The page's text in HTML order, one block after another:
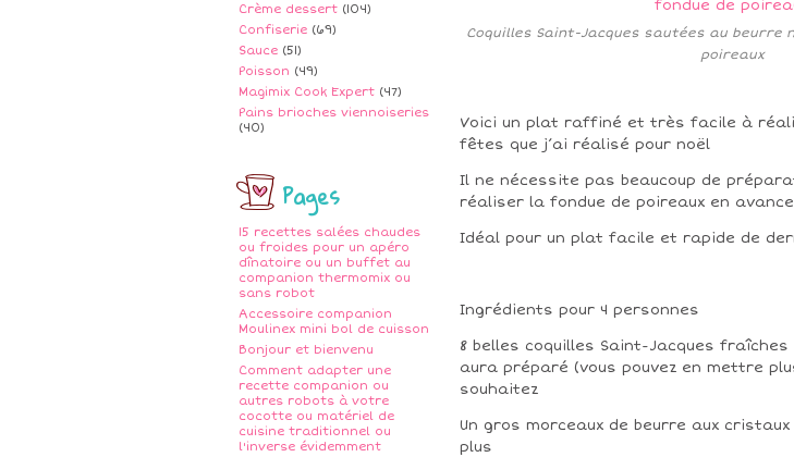
Crème dessert (104)
Confiserie (69)
Sauce (51)
Poisson (49)
Magimix Cook Expert (47)
Pains brioches viennoiseries
(40)
Pages
15 recettes salées chaudes
ou froides pour un apéro
dînatoire ou un buffet au
companion thermomix ou
sans robot
Accessoire companion
Moulinex mini bol de cuisson
Bonjour et bienvenu
Comment adapter une
recette companion ou
autres robots à votre
cocotte ou matériel de
cuisine traditionnel ou
l'inverse évidemment
Coquilles Saint-Jacques sautées au
poireaux
Voici un plat raffiné et très facile à
fêtes que j’ai réalisé pour noël
Il ne nécessite pas beaucoup de
réaliser la fondue de poireaux en avance
Idéal pour un plat facile et rapide de
Ingrédients pour 4 personnes
8 belles coquilles Saint-Jacques
aura préparé (vous pouvez en mettre
souhaitez
Un gros morceaux de beurre aux
plus